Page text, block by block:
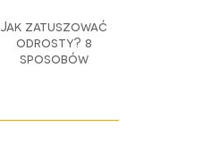
Jak zatuszować
odrosty? 8
sposobów